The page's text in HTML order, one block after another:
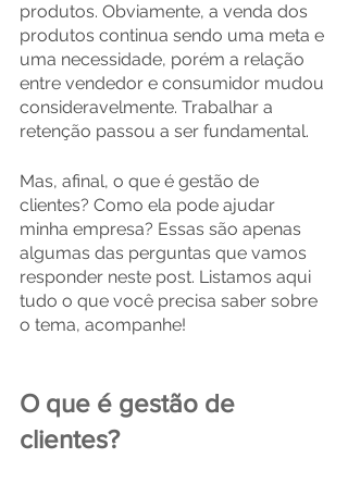
produtos. Obviamente, a venda dos
produtos continua sendo uma meta e
uma necessidade, porém a relação
entre vendedor e consumidor mudou
consideravelmente. Trabalhar a
retenção passou a ser fundamental.
Mas, afinal, o que é gestão de
clientes? Como ela pode ajudar
minha empresa? Essas são apenas
algumas das perguntas que vamos
responder neste post. Listamos aqui
tudo o que você precisa saber sobre
o tema, acompanhe!
O que é gestão de
clientes?